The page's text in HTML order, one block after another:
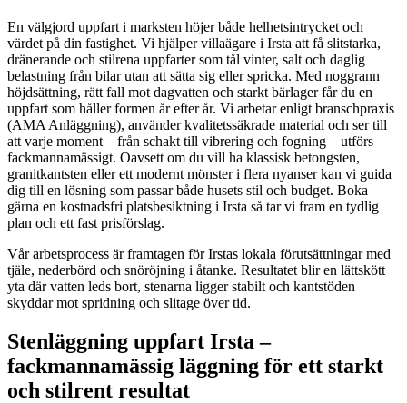
En välgjord uppfart i marksten höjer både helhetsintrycket och
värdet på din fastighet. Vi hjälper villaägare i Irsta att få slitstarka,
dränerande och stilrena uppfarter som tål vinter, salt och daglig
belastning från bilar utan att sätta sig eller spricka. Med noggrann
höjdsättning, rätt fall mot dagvatten och starkt bärlager får du en
uppfart som håller formen år efter år. Vi arbetar enligt branschpraxis
(AMA Anläggning), använder kvalitetssäkrade material och ser till
att varje moment – från schakt till vibrering och fogning – utförs
fackmannamässigt. Oavsett om du vill ha klassisk betongsten,
granitkantsten eller ett modernt mönster i flera nyanser kan vi guida
dig till en lösning som passar både husets stil och budget. Boka
gärna en kostnadsfri platsbesiktning i Irsta så tar vi fram en tydlig
plan och ett fast prisförslag.
Vår arbetsprocess är framtagen för Irstas lokala förutsättningar med
tjäle, nederbörd och snöröjning i åtanke. Resultatet blir en lättskött
yta där vatten leds bort, stenarna ligger stabilt och kantstöden
skyddar mot spridning och slitage över tid.
Stenläggning uppfart Irsta –
fackmannamässig läggning för ett starkt
och stilrent resultat